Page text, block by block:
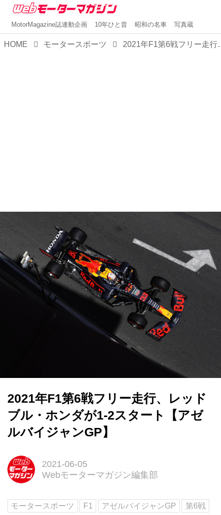
MotorMagazine誌連動企画 10年ひと昔 昭和の名車 写真蔵
HOME モータースポーツ 2021年F1第6戦フリー走
2021年F1第6戦フリー走行、レッド
ブル・ホンダが1-2スタート【アゼ
ルバイジャンGP】
2021-06-05
Webモーターマガジン編集部
モータースポーツ F1 アゼルバイジャンGP
第6戦